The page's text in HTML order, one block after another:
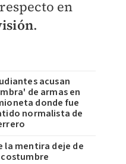
en
.
acusan
de armas en
donde fue
normalista de
la mentira deje de